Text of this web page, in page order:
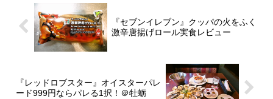
『セブンイレブン』クッパの火をふく
激辛唐揚げロール実食レビュー
『レッドロブスター』オイスターパレ
ード999円ならパレる1択！＠牡蛎